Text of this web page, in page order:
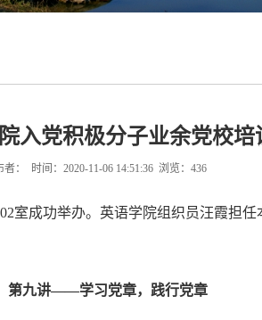
入党积极分子业余党校培
者： 时间：2020-11-06 14:51:36 浏览： 436
室成功举办。英语学院组织员汪霞担
第九讲——学习党章，践行党章